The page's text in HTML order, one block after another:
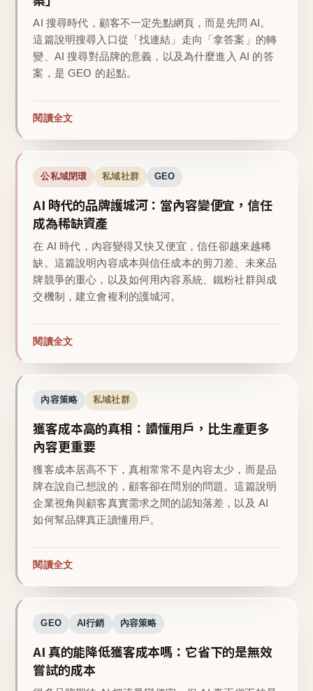
AI 搜尋時代，顧客不一定先點網頁，而是先問 AI。
這篇說明搜尋入口從「找連結」走向「拿答案」的轉
變、AI 搜尋對品牌的意義，以及為什麼進入 AI 的答
案，是 GEO 的起點。
閱讀全文
公私域閉環 私域社群 GEO
AI 時代的品牌護城河：當內容變便宜，信任
成為稀缺資產
在 AI 時代，內容變得又快又便宜，信任卻越來越稀
缺。這篇說明內容成本與信任成本的剪刀差、未來品
牌競爭的重心，以及如何用內容系統、鐵粉社群與成
交機制，建立會複利的護城河。
閱讀全文
內容策略 私域社群
獲客成本高的真相：讀懂用戶，比生產更多
內容更重要
獲客成本居高不下，真相常常不是內容太少，而是品
牌在說自己想說的，顧客卻在問別的問題。這篇說明
企業視角與顧客真實需求之間的認知落差，以及 AI
如何幫品牌真正讀懂用戶。
閱讀全文
GEO AI行銷 內容策略
AI 真的能降低獲客成本嗎：它省下的是無效
嘗試的成本